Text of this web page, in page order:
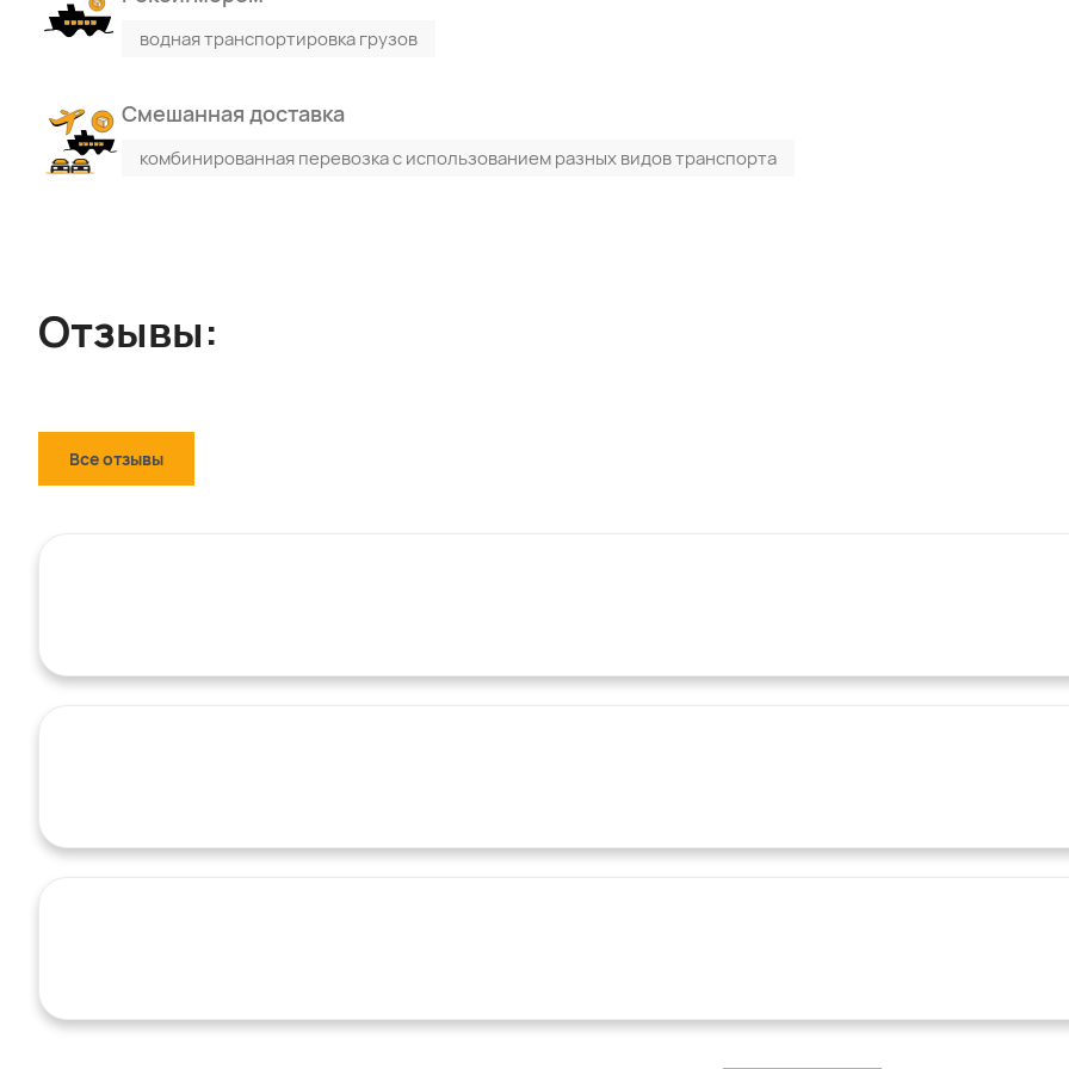
водная транспортировка грузов
Смешанная доставка
комбинированная перевозка с использованием разных видов транспорта
Отзывы:
Все отзывы